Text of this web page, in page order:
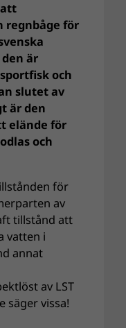
regnbåge för
är
och
slutet av
är den
elände för
och
för
av
tillstånd att
vatten i
annat
av LST
säger vissa!